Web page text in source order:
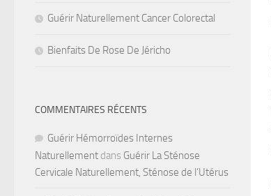
Guérir Naturellement Cancer Colorectal
Bienfaits De Rose De Jéricho
COMMENTAIRES RÉCENTS
Guérir Hémorroïdes Internes
Naturellement dans Guérir La Sténose
Cervicale Naturellement, Sténose de l’Utérus